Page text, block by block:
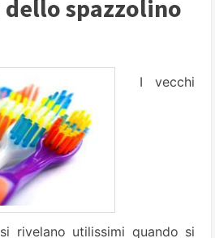
spazzolino
I vecchi
rivelano utilissimi quando si